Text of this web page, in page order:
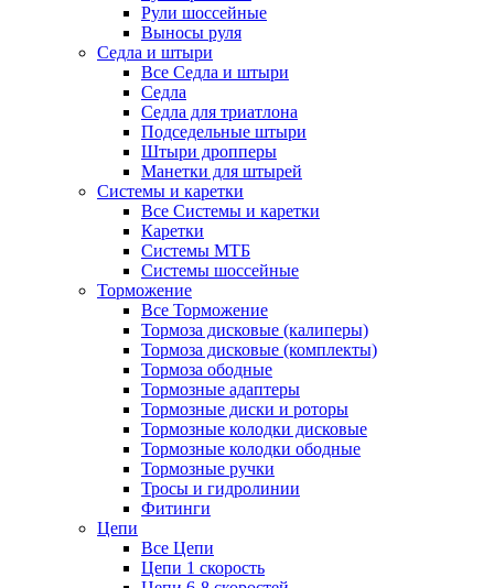
Рули шоссейные
Выносы руля
Седла и штыри
Все Седла и штыри
Седла
Седла для триатлона
Подседельные штыри
Штыри дропперы
Манетки для штырей
Системы и каретки
Все Системы и каретки
Каретки
Системы МТБ
Системы шоссейные
Торможение
Все Торможение
Тормоза дисковые (калиперы)
Тормоза дисковые (комплекты)
Тормоза ободные
Тормозные адаптеры
Тормозные диски и роторы
Тормозные колодки дисковые
Тормозные колодки ободные
Тормозные ручки
Тросы и гидролинии
Фитинги
Цепи
Все Цепи
Цепи 1 скорость